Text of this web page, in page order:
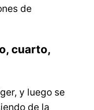
de
cuarto,
y luego se
de la